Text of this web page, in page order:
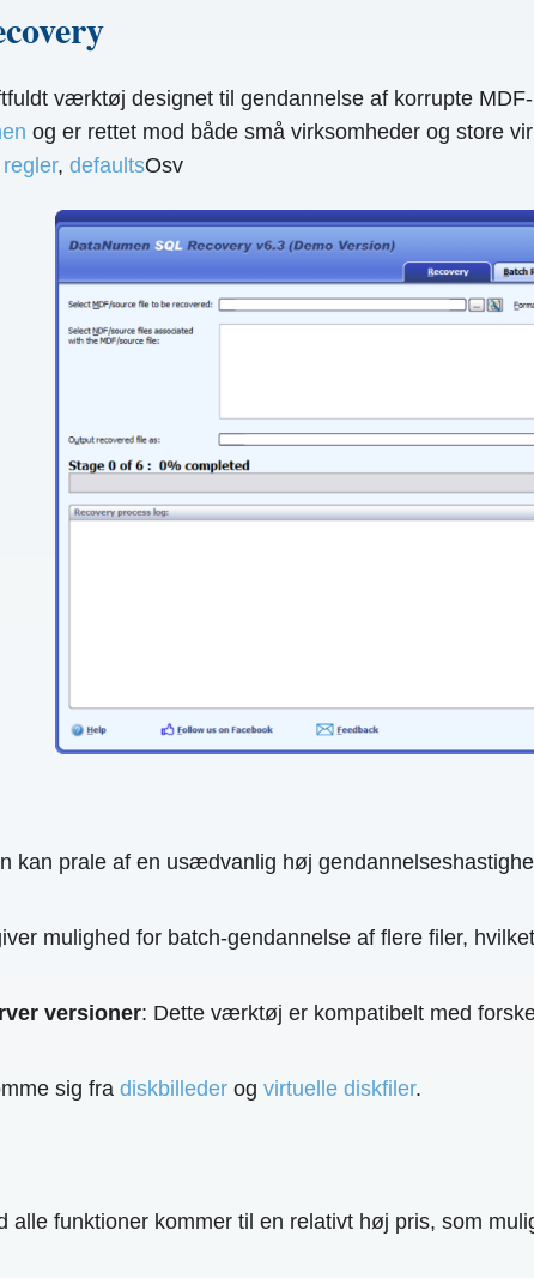
værktøj designet til gendannelse af korrupte
og er rettet mod både små virksomheder og store
regler, defaultsOsv
kan prale af en usædvanlig høj
mulighed for batch-gendannelse af flere filer,
versioner: Dette værktøj er kompatibelt med
sig fra diskbillederog virtuelle diskfiler.
alle funktioner kommer til en relativt høj pris, som